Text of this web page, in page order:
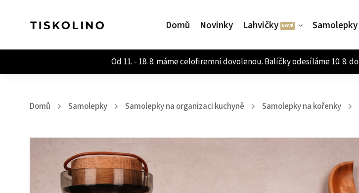
Domů Novinky Lahvičky Samolepky
Domů / Samolepky / Samolepky na organizaci kuchyně / Samolepky na kořenky /